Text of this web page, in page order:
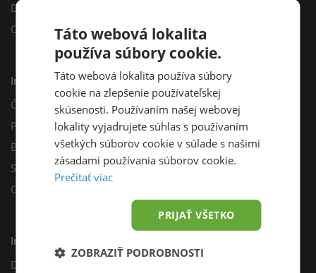
Darčekový poukaz
Odberné miesta
Informácie
Často kladené otázky
Poradňa
Blog
Sprievodca výberom fotovoltiky
Odporúčací program
Inštalácie
Dotácie
Táto webová lokalita
používa súbory cookie.
Táto webová lokalita používa súbory
cookie na zlepšenie používateľskej
skúsenosti. Používaním našej webovej
lokality vyjadrujete súhlas s používaním
všetkých súborov cookie v súlade s našimi
zásadami používania súborov cookie.
Prečítať viac
PRIJAŤ VŠETKO
ZOBRAZIŤ PODROBNOSTI